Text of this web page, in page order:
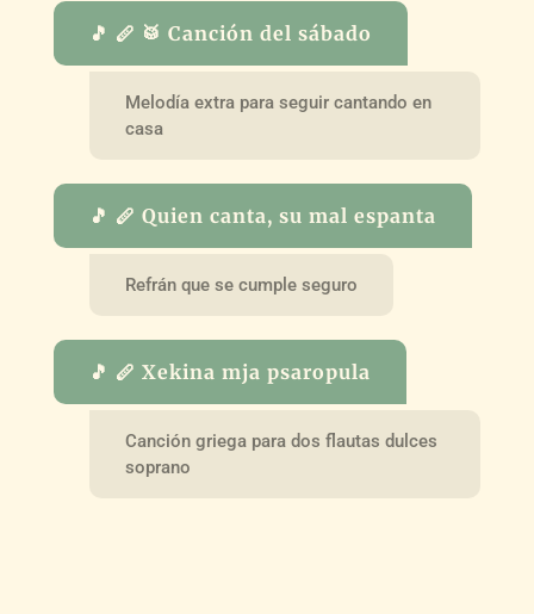
🎵 🪈 🥁 Canción del sábado
Melodía extra para seguir cantando en
casa
🎵 🪈 Quien canta, su mal espanta
Refrán que se cumple seguro
🎵 🪈 Xekina mja psaropula
Canción griega para dos flautas dulces
soprano